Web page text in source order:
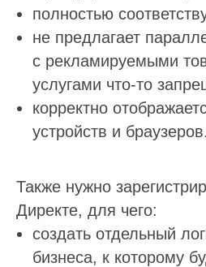
полностью
не предлагает
с рекламируемыми
услугами что-то
корректно
устройств и браузеров.
Также нужно
Директе, для чего:
создать отдельный
бизнеса, к которому